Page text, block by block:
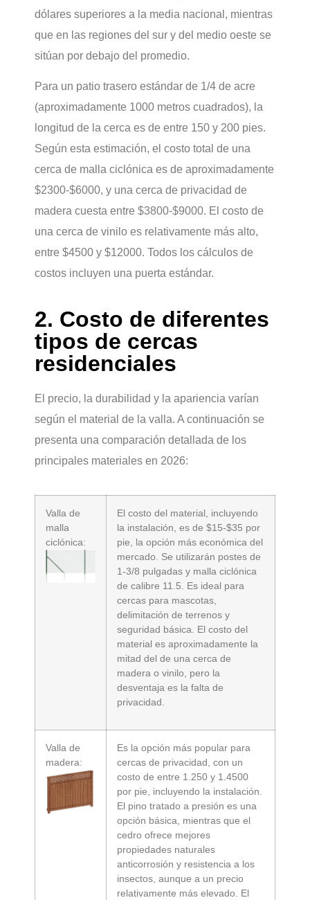
dólares superiores a la media nacional, mientras
que en las regiones del sur y del medio oeste se
sitúan por debajo del promedio.
Para un patio trasero estándar de 1/4 de acre
(aproximadamente 1000 metros cuadrados), la
longitud de la cerca es de entre 150 y 200 pies.
Según esta estimación, el costo total de una
cerca de malla ciclónica es de aproximadamente
$2300-$6000, y una cerca de privacidad de
madera cuesta entre $3800-$9000. El costo de
una cerca de vinilo es relativamente más alto,
entre $4500 y $12000. Todos los cálculos de
costos incluyen una puerta estándar.
2. Costo de diferentes
tipos de cercas
residenciales
El precio, la durabilidad y la apariencia varían
según el material de la valla. A continuación se
presenta una comparación detallada de los
principales materiales en 2026:
Valla de
malla
ciclónica:
El costo del material, incluyendo
la instalación, es de $15-$35 por
pie, la opción más económica del
mercado. Se utilizarán postes de
1-3/8 pulgadas y malla ciclónica
de calibre 11.5. Es ideal para
cercas para mascotas,
delimitación de terrenos y
seguridad básica. El costo del
material es aproximadamente la
mitad del de una cerca de
madera o vinilo, pero la
desventaja es la falta de
privacidad.
Valla de
madera:
Es la opción más popular para
cercas de privacidad, con un
costo de entre 1.250 y 1.4500
por pie, incluyendo la instalación.
El pino tratado a presión es una
opción básica, mientras que el
cedro ofrece mejores
propiedades naturales
anticorrosión y resistencia a los
insectos, aunque a un precio
relativamente más elevado. El